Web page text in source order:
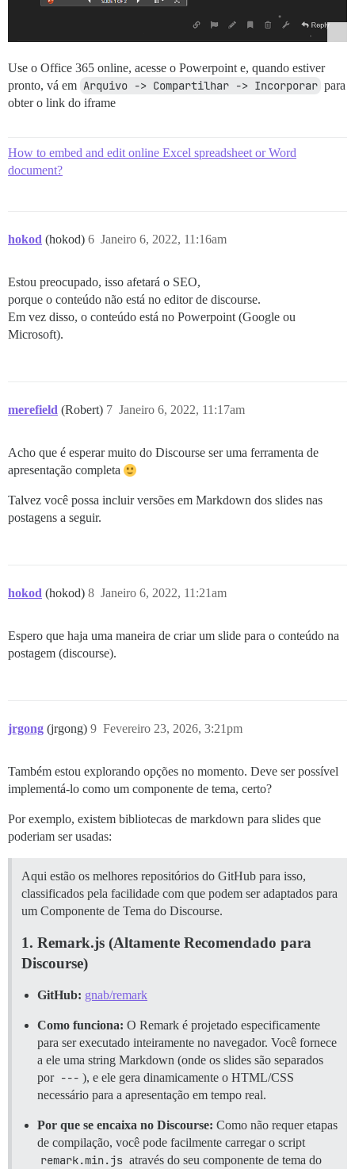
Use o Office 365 online, acesse o Powerpoint e, quando estiver
pronto, vá em Arquivo -> Compartilhar -> Incorporar para
obter o link do iframe
How to embed and edit online Excel spreadsheet or Word
document?
hokod (hokod) Janeiro 6, 2022, 11:16am
6
Estou preocupado, isso afetará o SEO,
porque o conteúdo não está no editor de discourse.
Em vez disso, o conteúdo está no Powerpoint (Google ou
Microsoft).
merefield (Robert) Janeiro 6, 2022, 11:17am
7
Acho que é esperar muito do Discourse ser uma ferramenta de
apresentação completa
Talvez você possa incluir versões em Markdown dos slides nas
postagens a seguir.
hokod (hokod) Janeiro 6, 2022, 11:21am
8
Espero que haja uma maneira de criar um slide para o conteúdo na
postagem (discourse).
jrgong (jrgong) Fevereiro 23, 2026, 3:21pm
9
Também estou explorando opções no momento. Deve ser possível
implementá-lo como um componente de tema, certo?
Por exemplo, existem bibliotecas de markdown para slides que
poderiam ser usadas:
Aqui estão os melhores repositórios do GitHub para isso,
classificados pela facilidade com que podem ser adaptados para
um Componente de Tema do Discourse.
1. Remark.js (Altamente Recomendado para
Discourse)
GitHub: gnab/remark
Como funciona: O Remark é projetado especificamente
para ser executado inteiramente no navegador. Você fornece
a ele uma string Markdown (onde os slides são separados
por --- ), e ele gera dinamicamente o HTML/CSS
necessário para a apresentação em tempo real.
Por que se encaixa no Discourse: Como não requer etapas
de compilação, você pode facilmente carregar o script
remark.min.js através do seu componente de tema do